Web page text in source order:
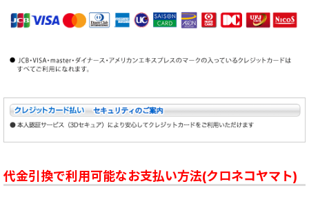
代金引換で利用可能なお支払い方法(クロネコヤマト)